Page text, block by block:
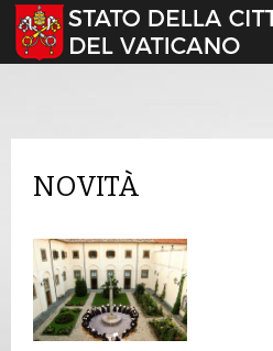
Seleziona la tua lingua
NOVITÀ